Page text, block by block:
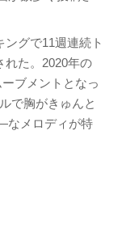
ングで11週連続ト
れた。2020年の
ブメントとなっ
で胸がきゅんと
なメロディが特